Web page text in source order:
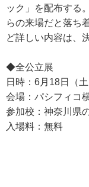
ック」を配布する
らの来場だと落ち
ど詳しい内容は、
◆全公立展
日時：6月18日（土
会場：パシフィコ
参加校：神奈川県
入場料：無料